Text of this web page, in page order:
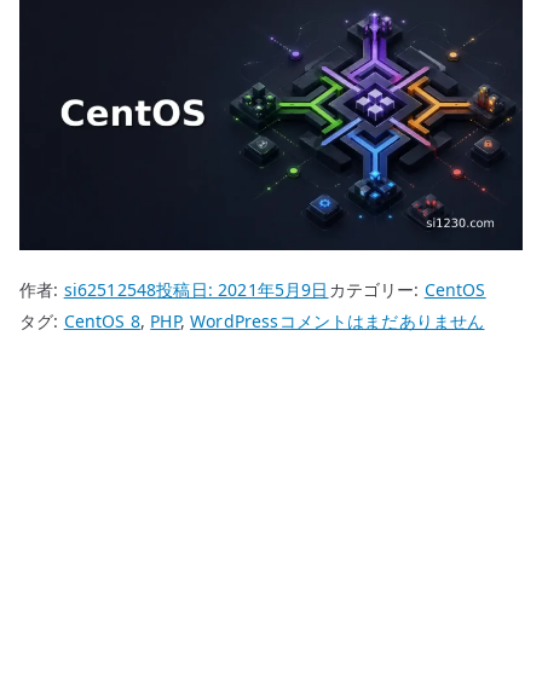
作者: si62512548投稿日:2021年5月9日 カテゴリー: CentOS
タグ: CentOS 8, PHP,WordPress CentOS
コメントはまだありません